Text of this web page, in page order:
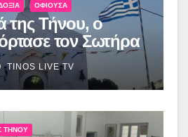
ΟΦΙΟΎΣΑ
της Τήνου, ο
τον Σωτήρα
TINOS LIVE TV
ΤΉΝΟΥ